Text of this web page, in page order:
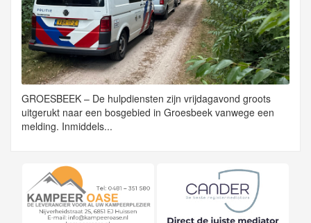
GROESBEEK – De hulpdiensten zijn vrijdagavond groots
uitgerukt naar een bosgebied in Groesbeek vanwege een
melding. Inmiddels...